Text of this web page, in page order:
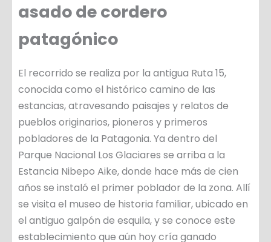
asado de cordero
patagónico
El recorrido se realiza por la antigua Ruta 15,
conocida como el histórico camino de las
estancias, atravesando paisajes y relatos de
pueblos originarios, pioneros y primeros
pobladores de la Patagonia. Ya dentro del
Parque Nacional Los Glaciares se arriba a la
Estancia Nibepo Aike, donde hace más de cien
años se instaló el primer poblador de la zona. Allí
se visita el museo de historia familiar, ubicado en
el antiguo galpón de esquila, y se conoce este
establecimiento que aún hoy cría ganado